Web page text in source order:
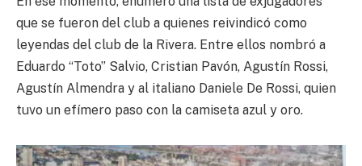
que se fueron del club a quienes reivindicó como
leyendas del club de la Rivera. Entre ellos nombró a
Eduardo “Toto” Salvio, Cristian Pavón, Agustín Rossi,
Agustín Almendra y al italiano Daniele De Rossi, quien
tuvo un efímero paso con la camiseta azul y oro.